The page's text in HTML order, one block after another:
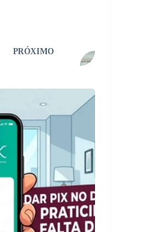
PRÓXIMO